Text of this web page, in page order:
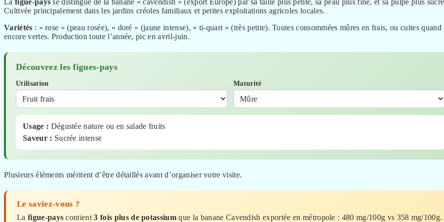
Cultivée principalement dans les jardins créoles familiaux et petites exploitations agricoles locales.
Variétés : « rose » (peau rosée), « doré » (jaune intense), « ti-quart » (très petite). Toutes consommées mûres en frais, ou cuites quand
encore vertes. Production toute l’année, pic en avril-juin.
Découvrez les figues-pays
Utilisation Maturité
Usage : Dégustée nature ou en salade fruits
Saveur : Sucrée intense
Plusieurs éléments méritent d’être détaillés avant d’organiser votre visite.
Le saviez-vous ?
La figue-pays contient3 fois plus de potassium que la banane Cavendish exportée en métropole : 480 mg/100g vs 358 mg/100g.